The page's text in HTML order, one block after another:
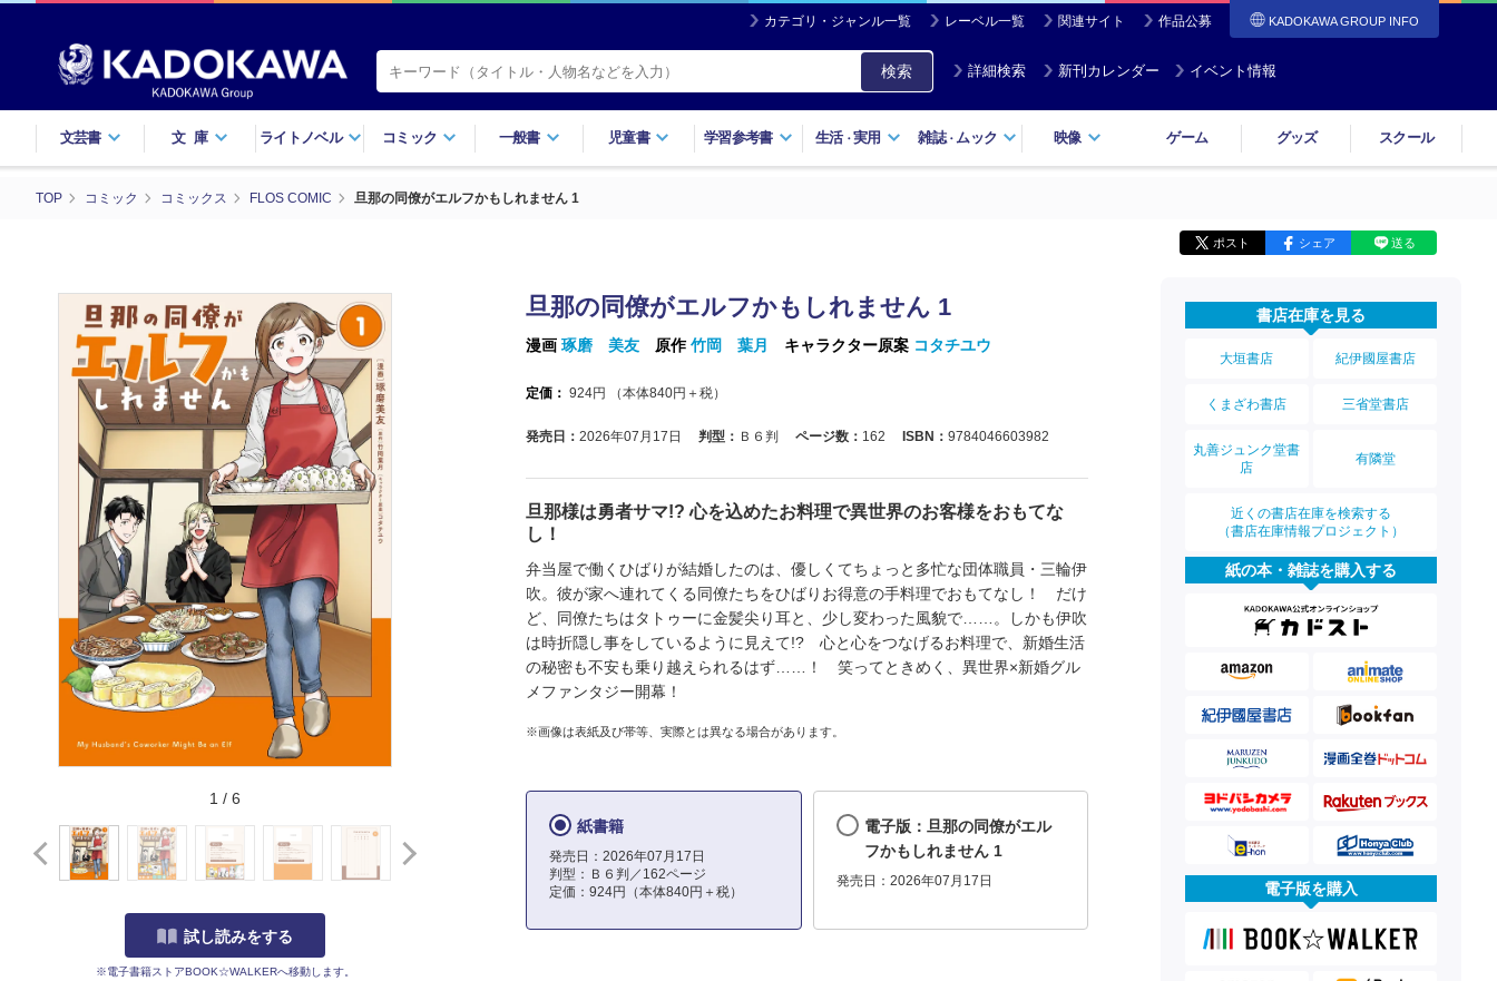
カテゴリ・ジャンル一覧 レーベル一覧 関連サイト 作品公募 KADOKAWA GROUP INFO
検索 詳細検索 新刊カレンダー イベント情報
文芸書 文庫 ライトノベル コミック 一般書 児童書 学習参考書 生活・実用 雑誌・ ムック 映像 ゲーム グッズ スクール
TOP コミック コミックス FLOS COMIC 旦那の同僚がエルフかもしれません 1
ポスト シェア 送る
1 / 6
試し読みをする
※電子書籍ストアBOOK☆WALKERへ移動します。
旦那の同僚がエルフかもしれません 1
漫画 琢磨 美友 原作竹岡 葉月 キャラクター原案 コタチユウ
定価： 924円 （本体840円＋税）
発売日： 2026年07月17日 判型： Ｂ６判 ページ数： 162 ISBN： 9784046603982
旦那様は勇者サマ!? 心を込めたお料理で異世界のお客様をおもてな
し！
弁当屋で働くひばりが結婚したのは、優しくてちょっと多忙な団体職員・三輪伊
吹。彼が家へ連れてくる同僚たちをひばりお得意の手料理でおもてなし！ だけ
ど、同僚たちはタトゥーに金髪尖り耳と、少し変わった風貌で……。しかも伊吹
は時折隠し事をしているように見えて!? 心と心をつなげるお料理で、新婚生活
の秘密も不安も乗り越えられるはず……！ 笑ってときめく、異世界×新婚グル
メファンタジー開幕！
※画像は表紙及び帯等、実際とは異なる場合があります。
紙書籍
発売日：2026年07月17日
判型：Ｂ６判／162ページ
定価：924円（本体840円＋税）
電子版：旦那の同僚がエル
フかもしれません 1
発売日：2026年07月17日
書店在庫を見る
大垣書店 紀伊國屋書店
くまざわ書店 三省堂書店
丸善ジュンク堂書
店
有隣堂
近くの書店在庫を検索する
（書店在庫情報プロジェクト）
紙の本・雑誌を購入する
電子版を購入